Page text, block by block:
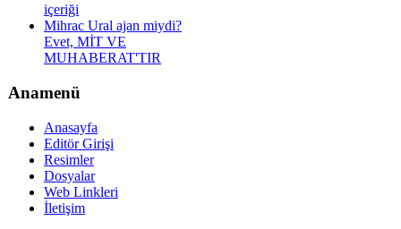
içeriği
Mihrac Ural ajan miydi?
Evet, MİT VE
MUHABERAT'TIR
Anamenü
Anasayfa
Editör Girişi
Resimler
Dosyalar
Web Linkleri
İletişim